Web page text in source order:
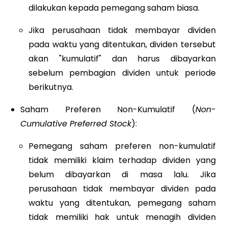
dilakukan kepada pemegang saham biasa.
Jika perusahaan tidak membayar dividen
pada waktu yang ditentukan, dividen tersebut
akan "kumulatif" dan harus dibayarkan
sebelum pembagian dividen untuk periode
berikutnya.
Saham Preferen Non-Kumulatif (Non-
Cumulative Preferred Stock):
Pemegang saham preferen non-kumulatif
tidak memiliki klaim terhadap dividen yang
belum dibayarkan di masa lalu. Jika
perusahaan tidak membayar dividen pada
waktu yang ditentukan, pemegang saham
tidak memiliki hak untuk menagih dividen